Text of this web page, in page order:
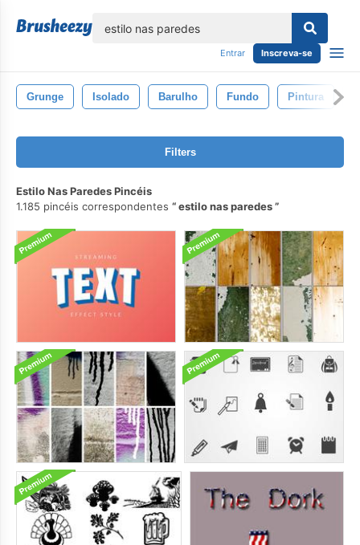
Entrar Inscreva-se
Grunge Isolado Barulho Fundo Pintura
Filters
Estilo Nas Paredes Pincéis
1.185 pincéis correspondentes
estilo nas paredes